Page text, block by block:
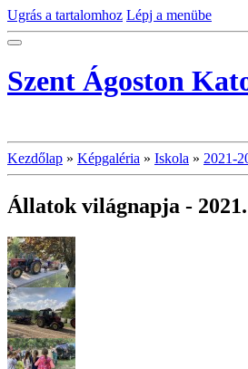
Ugrás a tartalomhoz Lépj a menübe
Szent Ágoston
Kezdőlap » Képgaléria » Iskola » 2021-
Állatok világnapja -